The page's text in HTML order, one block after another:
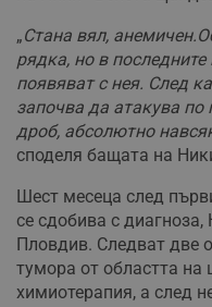
„Стана вял,
рядка, но в
появяват с нея. След
започва да атакува по
дроб, абсолютно
споделя бащата на
Шест месеца след
се сдобива с
Пловдив. Следват две
тумора от областта
химиотерапия, а след